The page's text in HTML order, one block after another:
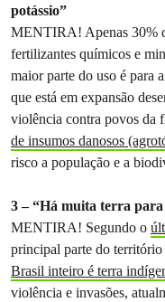
potássio”
MENTIRA! Apenas 30%
fertilizantes químicos e
maior parte do uso é para
que está em expansão
violência contra povos da
de insumos danosos
risco a população e a
3 – “Há muita terra
MENTIRA! Segundo o
principal parte do
Brasil inteiro é terra
violência e invasões,